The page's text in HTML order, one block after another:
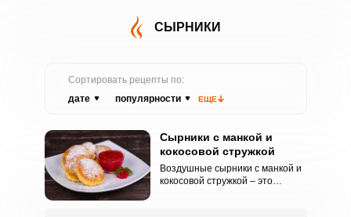
СЫРНИКИ
Сортировать рецепты по:
дате
популярности ЕЩЕ
Сырники с манкой и
кокосовой стружкой
Воздушные сырники с манкой и
кокосовой стружкой – это